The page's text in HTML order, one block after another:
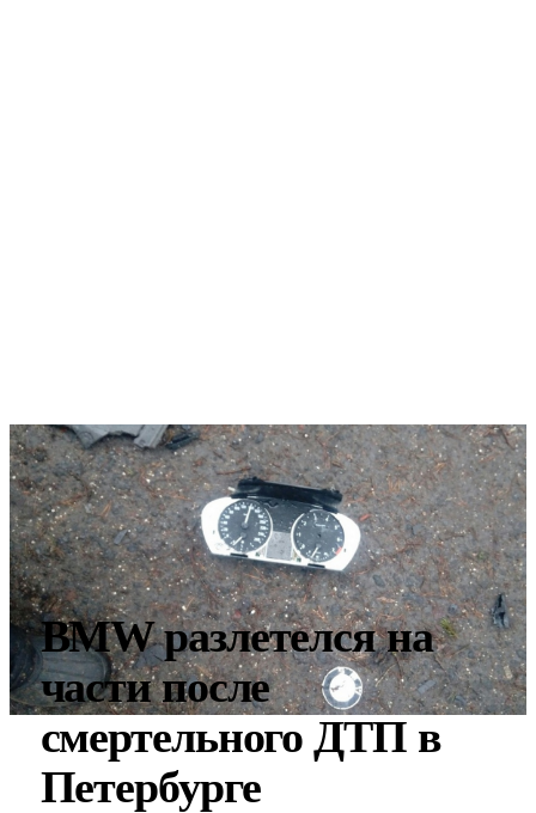
BMW разлетелся на
части после
смертельного ДТП в
Петербурге